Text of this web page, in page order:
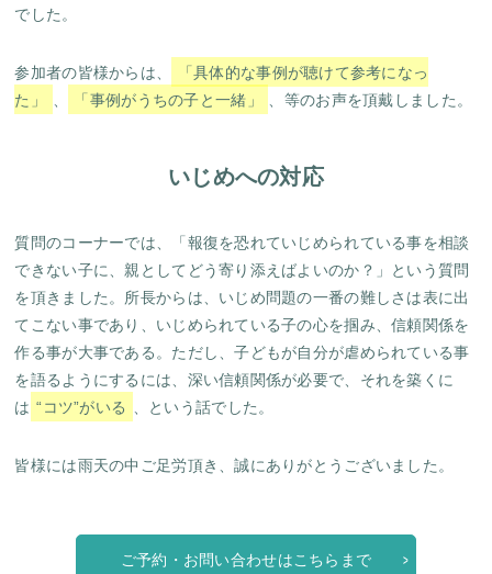
でした。
参加者の皆様からは、
「具体的な事例が聴けて参考になっ
た」
「事例がうちの子と一緒」 、等のお声を頂戴しました。
いじめへの対応
質問のコーナーでは、「報復を恐れていじめられている事を相談
できない子に、親としてどう寄り添えばよいのか？」という質問
を頂きました。所長からは、いじめ問題の一番の難しさは表に出
てこない事であり、いじめられている子の心を掴み、信頼関係を
作る事が大事である。ただし、子どもが自分が虐められている事
を語るようにするには、深い信頼関係が必要で、それを築くに
は “コツ”がいる 、という話でした。
皆様には雨天の中ご足労頂き、誠にありがとうございました。
ご予約・お問い合わせはこちらまで